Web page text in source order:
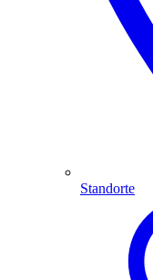
Standorte